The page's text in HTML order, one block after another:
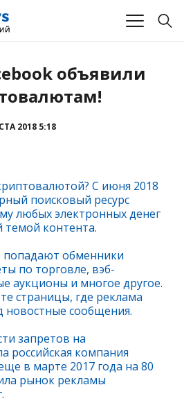
объявили
2018 5:18
С июня 2018
поисковый ресурс
любых электронных денег
темой контента.
попадают обменники
по торговле, вэб-
аукционы и многое другое.
страницы, где реклама
новостные сообщения.
запретов на
российская компания
в марте 2017 года на 80
рынок рекламы